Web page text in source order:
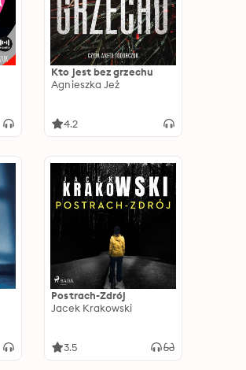
Kto jest bez grzechu
Agnieszka Jeż
4.2
Postrach-Zdrój
Jacek Krakowski
3.5